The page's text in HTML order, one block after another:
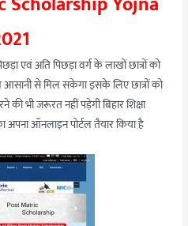
एवं अति पिछड़ा वर्ग के लाखों छात्रों को
आसानी से मिल सकेगा इसके लिए छात्रों को
भी जरूरत नहीं पड़ेगी बिहार शिक्षा
अपना ऑनलाइन पोर्टल तैयार किया है